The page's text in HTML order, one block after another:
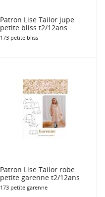
Patron Lise Tailor jupe
petite bliss t2/12ans
173 petite bliss
Patron Lise Tailor robe
petite garenne t2/12ans
173 petite garenne